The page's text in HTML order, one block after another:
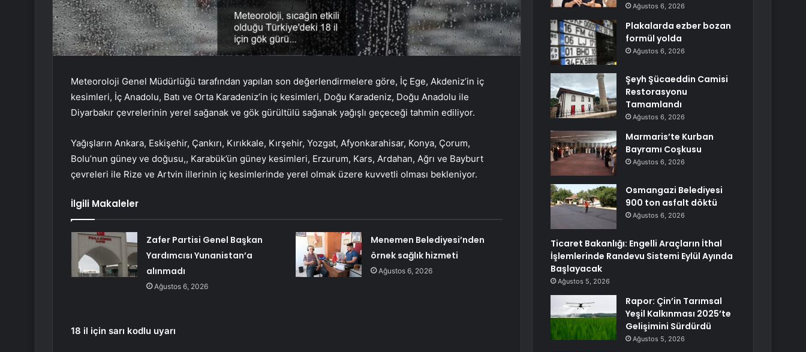
Meteoroloji Genel Müdürlüğü tarafından yapılan son değerlendirmelere göre, İç Ege, Akdeniz’in iç
kesimleri, İç Anadolu, Batı ve Orta Karadeniz’in iç kesimleri, Doğu Karadeniz, Doğu Anadolu ile
Diyarbakır çevrelerinin yerel sağanak ve gök gürültülü sağanak yağışlı geçeceği tahmin ediliyor.
Yağışların Ankara, Eskişehir, Çankırı, Kırıkkale, Kırşehir, Yozgat, Afyonkarahisar, Konya, Çorum,
Bolu’nun güney ve doğusu,, Karabük’ün güney kesimleri, Erzurum, Kars, Ardahan, Ağrı ve Bayburt
çevreleri ile Rize ve Artvin illerinin iç kesimlerinde yerel olmak üzere kuvvetli olması bekleniyor.
İlgili Makaleler
Zafer Partisi Genel Başkan
Yardımcısı Yunanistan’a
alınmadı
Ağustos 6, 2026
Menemen Belediyesi’nden
örnek sağlık hizmeti
Ağustos 6, 2026
18 il için sarı kodlu uyarı
Ağustos 6, 2026
Plakalarda ezber bozan
formül yolda
Ağustos 6, 2026
Şeyh Şücaeddin Camisi
Restorasyonu
Tamamlandı
Ağustos 6, 2026
Marmaris’te Kurban
Bayramı Coşkusu
Ağustos 6, 2026
Osmangazi Belediyesi
900 ton asfalt döktü
Ağustos 6, 2026
Ticaret Bakanlığı: Engelli Araçların İthal
İşlemlerinde Randevu Sistemi Eylül Ayında
Başlayacak
Ağustos 5, 2026
Rapor: Çin’in Tarımsal
Yeşil Kalkınması 2025’te
Gelişimini Sürdürdü
Ağustos 5, 2026